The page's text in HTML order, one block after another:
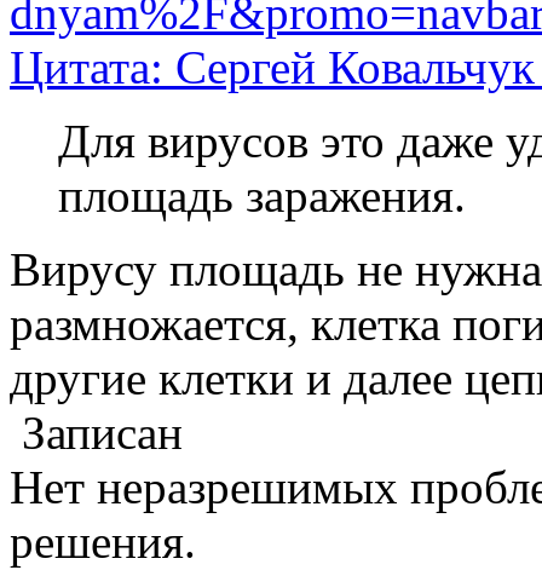
Цитата: Сергей
Для вирусов это даже
площадь заражения.
Вирусу площадь не
размножается, клетка
другие клетки и далее
Записан
Нет неразрешимых
решения.